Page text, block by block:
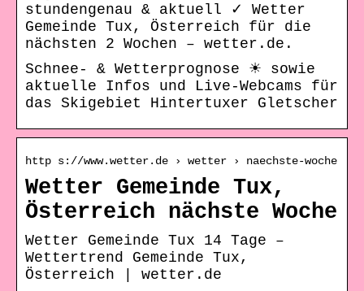
stundengenau & aktuell ✓ Wetter
Gemeinde Tux, Österreich für die
nächsten 2 Wochen – wetter.de.
Schnee- & Wetterprognose ☀ sowie
aktuelle Infos und Live-Webcams für
das Skigebiet Hintertuxer Gletscher
http s://www.wetter.de › wetter › naechste-woche
Wetter Gemeinde Tux,
Österreich nächste Woche
Wetter Gemeinde Tux 14 Tage –
Wettertrend Gemeinde Tux,
Österreich | wetter.de